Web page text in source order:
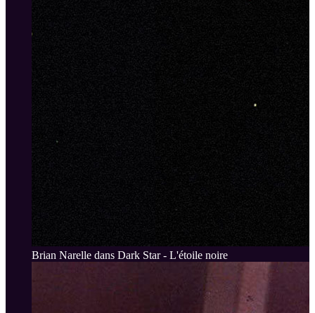
Brian Narelle dans Dark Star - L'étoile noire